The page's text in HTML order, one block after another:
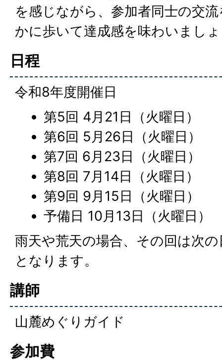
を感じながら、参加者同士の交
かに歩いて達成感を味わいまし
日程
令和8年度開催日
第5回 4月21日（火曜日）
第6回 5月26日（火曜日）
第7回 6月23日（火曜日）
第8回 7月14日（火曜日）
第9回 9月15日（火曜日）
予備日 10月13日（火曜日）
雨天や荒天の場合、その回は次
となります。
講師
山麓めぐりガイド
参加費